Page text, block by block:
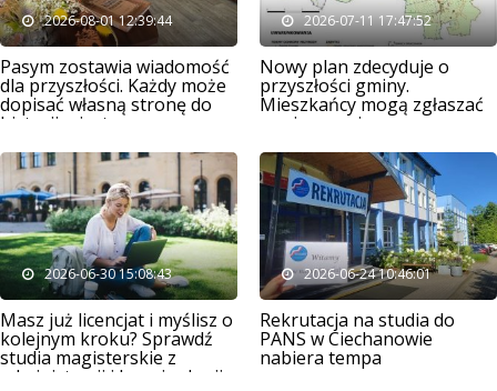
2026-08-01 12:39:44
Pasym zostawia wiadomość
dla przyszłości. Każdy może
dopisać własną stronę do
historii miasta
2026-07-11 17:47:52
Nowy plan zdecyduje o
przyszłości gminy.
Mieszkańcy mogą zgłaszać
swoje uwagi
2026-06-30 15:08:43
Masz już licencjat i myślisz o
kolejnym kroku? Sprawdź
studia magisterskie z
administracji i kryminologii
2026-06-24 10:46:01
Rekrutacja na studia do
PANS w Ciechanowie
nabiera tempa